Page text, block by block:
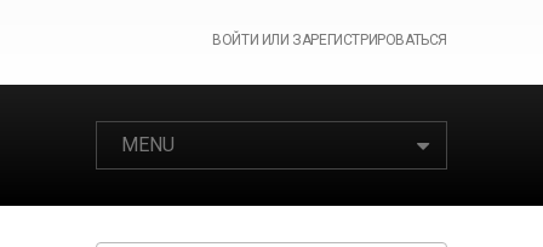
ВОЙТИ ИЛИ ЗАРЕГИСТРИРОВАТЬСЯ
MENU